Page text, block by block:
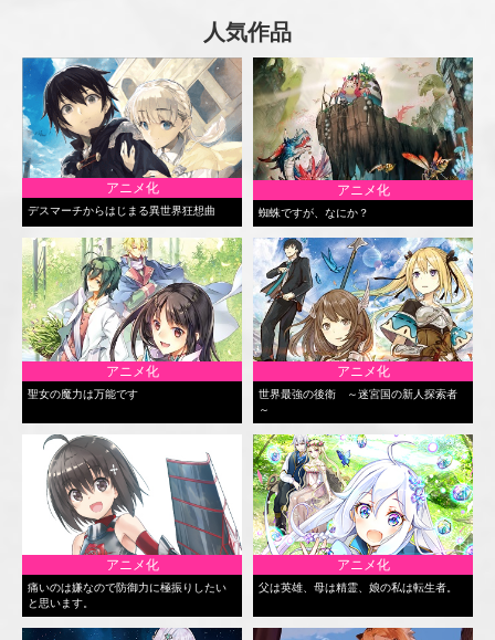
人気作品
アニメ化
デスマーチからはじまる異世界狂想曲
アニメ化
蜘蛛ですが、なにか？
アニメ化
聖女の魔力は万能です
アニメ化
世界最強の後衛 ～迷宮国の新人探索者
～
アニメ化
痛いのは嫌なので防御力に極振りしたい
と思います。
アニメ化
父は英雄、母は精霊、娘の私は転生者。